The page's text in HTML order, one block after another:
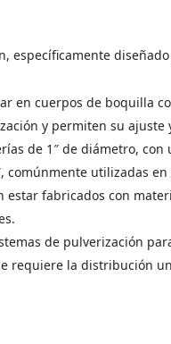
específicamente
en cuerpos de boquilla
y permiten su ajuste
de 1″ de diámetro,
utilizadas
estar fabricados con
de pulverización
requiere la distribución